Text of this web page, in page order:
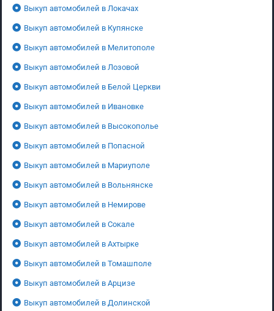
Выкуп автомобилей в Локачах
Выкуп автомобилей в Купянске
Выкуп автомобилей в Мелитополе
Выкуп автомобилей в Лозовой
Выкуп автомобилей в Белой Церкви
Выкуп автомобилей в Ивановке
Выкуп автомобилей в Высокополье
Выкуп автомобилей в Попасной
Выкуп автомобилей в Мариуполе
Выкуп автомобилей в Вольнянске
Выкуп автомобилей в Немирове
Выкуп автомобилей в Сокале
Выкуп автомобилей в Ахтырке
Выкуп автомобилей в Томашполе
Выкуп автомобилей в Арцизе
Выкуп автомобилей в Долинской